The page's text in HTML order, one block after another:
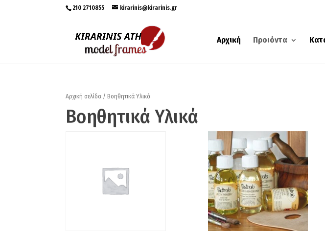
210 2710855 kirarinis@kirarinis.gr
Αρχική Προιόντα
Αρχική σελίδα / Βοηθητικά Υλικά
Βοηθητικά Υλικά